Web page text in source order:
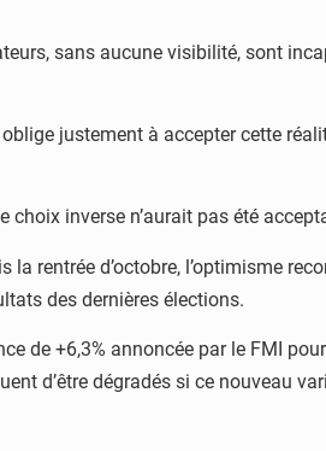
sans aucune visibilité, sont
justement à accepter cette
inverse n’aurait pas été
rentrée d’octobre, l’optimisme
des dernières élections.
de +6,3% annoncée par le FMI
d’être dégradés si ce nouveau